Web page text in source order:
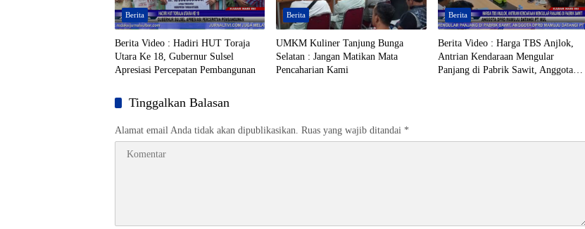
Berita
Berita Video : Hadiri HUT Toraja
Utara Ke 18, Gubernur Sulsel
Apresiasi Percepatan Pembangunan
Berita
UMKM Kuliner Tanjung Bunga
Selatan : Jangan Matikan Mata
Pencaharian Kami
Berita
Berita Video : Harga TBS Anjlok,
Antrian Kendaraan Mengular
Panjang di Pabrik Sawit, Anggota
Tinggalkan Balasan
Alamat email Anda tidak akan dipublikasikan. Ruas yang wajib ditandai *